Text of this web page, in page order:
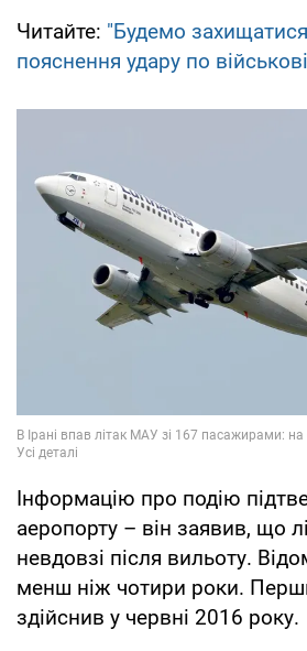
Читайте: "Будемо
пояснення удару по
Інформацію про подію
аеропорту – він заявив, що
невдовзі після вильоту.
менш ніж чотири роки.
здійснив у червні 2016 року.